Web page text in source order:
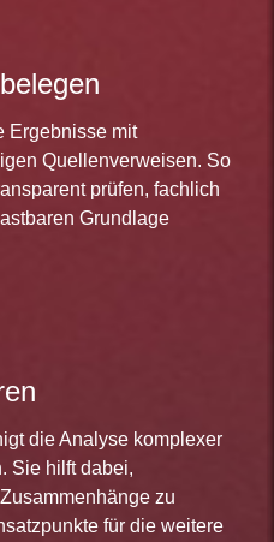
Ergebnisse mit
Quellenverweisen. So
prüfen, fachlich
Grundlage
die Analyse komplexer
Sie hilft dabei,
zu
für die weitere